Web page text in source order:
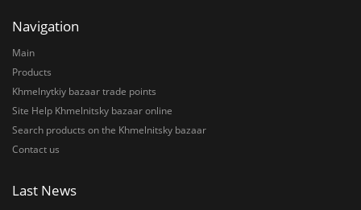
Navigation
Main
Products
Khmelnytkiy bazaar trade points
Site Help Khmelnitsky bazaar online
Search products on the Khmelnitsky bazaar
Contact us
Last News